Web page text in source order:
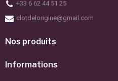
+33 6 62 44 51 25
clotdelorigine@gmail.com
Nos produits
Informations